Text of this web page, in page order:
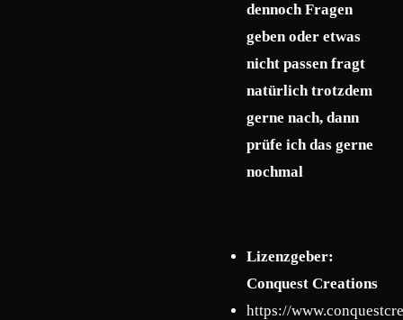
dennoch Fragen
geben oder etwas
nicht passen fragt
natürlich trotzdem
gerne nach, dann
prüfe ich das gerne
nochmal
Lizenzgeber:
Conquest Creations
https://